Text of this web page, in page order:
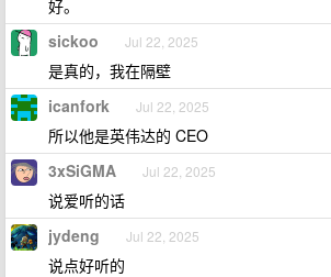
好。
sickoo Jul 22, 2025
是真的，我在隔壁
icanfork Jul 22, 2025
所以他是英伟达的 CEO
3xSiGMA Jul 22, 2025
说爱听的话
jydeng Jul 22, 2025
说点好听的